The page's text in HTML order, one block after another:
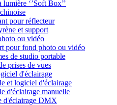
lumière ‘’Soft Box’’
pour réflecteur
et support
ou vidéo
pour fond photo ou vidéo
de studio portable
prises de vues
d'éclairage
et logiciel d'éclairage
d'éclairage manuelle
d'éclairage DMX